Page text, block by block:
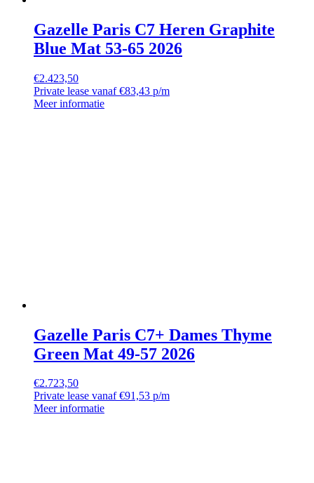
Gazelle Paris C7 Heren Graphite
Blue Mat 53-65 2026
€2.423,50
Private lease vanaf €83,43 p/m
Meer informatie
Gazelle Paris C7+ Dames Thyme
Green Mat 49-57 2026
€2.723,50
Private lease vanaf €91,53 p/m
Meer informatie